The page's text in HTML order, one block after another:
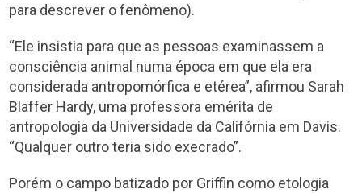
para descrever o fenômeno).
“Ele insistia para que as pessoas examinassem a
consciência animal numa época em que ela era
considerada antropomórfica e etérea”, afirmou Sarah
Blaffer Hardy, uma professora emérita de
antropologia da Universidade da Califórnia em Davis.
“Qualquer outro teria sido execrado”.
Porém o campo batizado por Griffin como etologia